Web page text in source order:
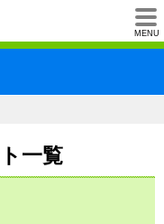
MENU
団法人石川
一覧